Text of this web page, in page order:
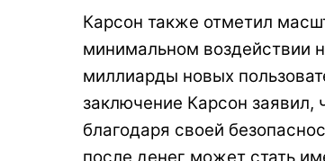
Карсон также отметил
минимальном воздействии
миллиарды новых
заключение Карсон заявил,
благодаря своей